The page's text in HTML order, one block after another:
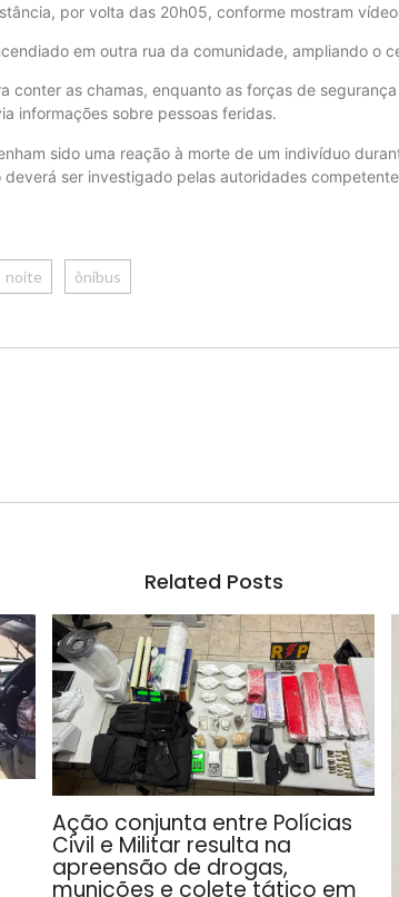
por volta das 20h05, conforme mostram
em outra rua da comunidade, ampliando o
conter as chamas, enquanto as forças de
informações sobre pessoas feridas.
sido uma reação à morte de um indivíduo
ser investigado pelas autoridades
noite
ônibus
Related Posts
Ação conjunta entre Polícias
Civil e Militar resulta na
apreensão de drogas,
munições e colete tático em